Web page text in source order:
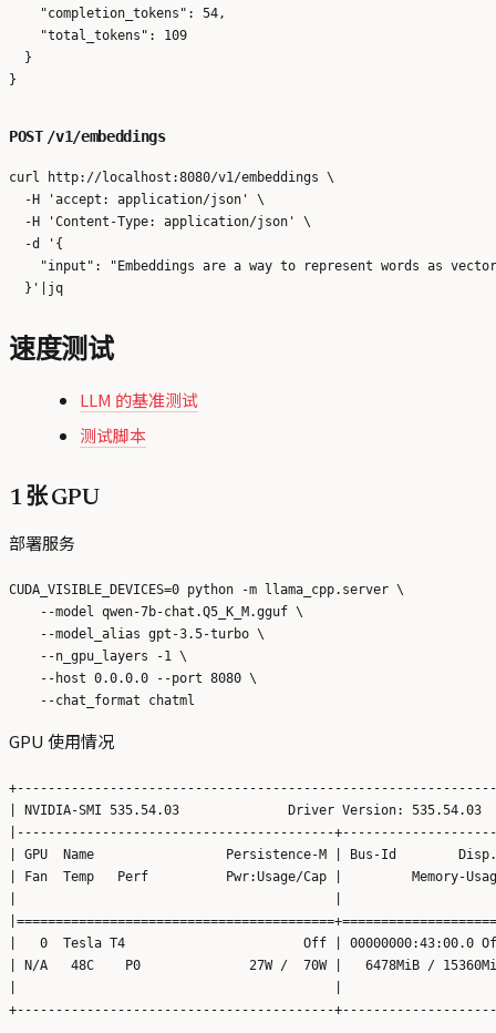
    "completion_tokens": 54,
    "total_tokens": 109
  }
POST /v1/embeddings
curl http://localhost:8080/v1/embeddings \
  -H 'accept: application/json' \
  -H 'Content-Type: application/json' \
  -d '{
"input": "Embeddings are a way to represent words as
速度测试
LLM 的基准测试
测试脚本
1 张 GPU
部署服务
CUDA_VISIBLE_DEVICES=0 python -m llama_cpp.server \
    --model qwen-7b-chat.Q5_K_M.gguf \
    --model_alias gpt-3.5-turbo \
    --n_gpu_layers -1 \
    --host 0.0.0.0 --port 8080 \
GPU 使用情况
| NVIDIA-SMI 535.54.03              Driver Version: 535.54.03
|-----------------------------------------
| GPU  Name                 Persistence-M | Bus-Id
| Fan  Temp   Perf          Pwr:Usage/Cap |         Memory-
|   0  Tesla T4                       Off |
| N/A   48C    P0              27W /  70W |   6478MiB /